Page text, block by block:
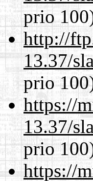
prio
http://
13.37/
prio
https://
13.37/
prio
https://